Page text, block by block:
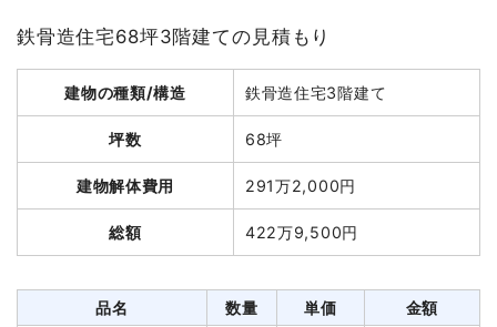
建物解体費用 132万8,400円
総額 174万9,600円
木造住宅39坪2階建て
39坪 34,062円
1,328,400円
195m² 1,200円
175,640円
鉄骨造住宅68坪3階建ての見積もり
建物の種類/構造 鉄骨造住宅3階建て
坪数 68坪
建物解体費用 291万2,000円
総額 422万9,500円
品名 数量 単価
金額